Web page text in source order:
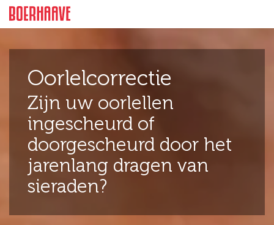
Oorlelcorrectie
Zijn uw oorlellen
ingescheurd of
doorgescheurd door het
jarenlang dragen van
sieraden?
Feiten